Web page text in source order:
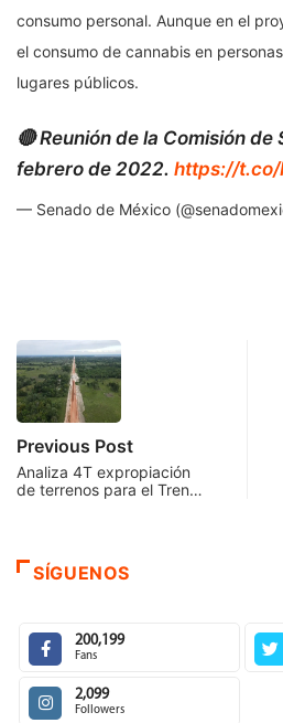
consumo personal. Aunque en el
el consumo de cannabis en
lugares públicos.
🔴 Reunión de la Comisión de
febrero de 2022. https://t.co/
— Senado de México
Previous Post
Analiza 4T expropiación
de terrenos para el Tren…
SÍGUENOS
200,199
Fans
2,099
Followers